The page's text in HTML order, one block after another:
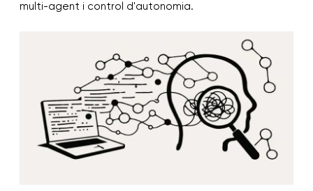
multi-agent i control d'autonomia.